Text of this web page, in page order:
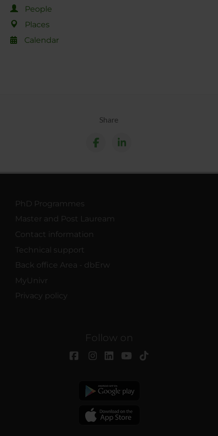
People
Places
Calendar
Share
PhD Programmes
Master and Post Lauream
Contact information
Technical support
Back office Area - dbErw
MyUnivr
Privacy policy
Follow on